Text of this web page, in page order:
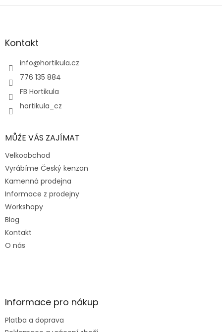
Z
aKontakt
info@hortikula.cz
776 135 884
FB Hortikula
hortikula_cz
MŮŽE VÁS ZAJÍMAT
Velkoobchod
Vyrábíme Český kenzan
Kamenná prodejna
Informace z prodejny
Workshopy
Blog
Kontakt
O nás
Informace pro nákup
Platba a doprava